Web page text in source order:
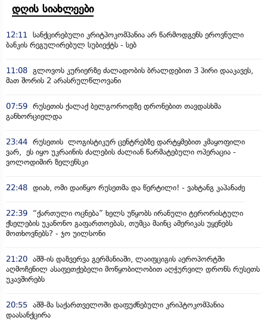
დღის სიახლეები
12:11 სანქცირებული კრიტპოკომპანია არ წარმოდგენს ეროვნული
ბანკის რეგულირებულ სუბიექტს - სებ
11:08 გლოვოს კურიერზე ძალადობის ბრალდებით 3 პირი დააკავეს,
მათ შორის 2 არასრულწლოვანი
07:59 რუსეთის ქალაქ ბელგოროდზე დრონებით თავდასხმა
განხორციელდა
23:44 რუსეთის ლოგისტიკურ ცენტრებზე დარტყმებით კმაყოფილი
ვარ, ეს იყო უკრაინის ძალების ძალიან წარმატებული ოპერაცია -
ვოლოდიმირ ზელენსკი
22:48 დიახ, ომი დაიწყო რუსეთმა და წერტილი! - ვახტანგ კაპანაძე
22:39
“ქართული ოცნება” ხელს უწყობს ირანული ტერორისტული
ქსელების უკანონო გაფართოებას, თუმცა მაინც ამერიკას უყენებს
მოთხოვნებს? - ჯო უილსონი
21:20 აშშ-ის დაზვერვა გერმანიაში, ლაიფციგის აეროპორტში
აღმოჩენილ ასაფეთქებელი მოწყობილობით აღჭურვილ დრონს რუსეთს
უკავშირებს
20:55 აშშ-მა საქართველოში დაფუძნებული კრიპტოკომპანია
დაასანქცირა